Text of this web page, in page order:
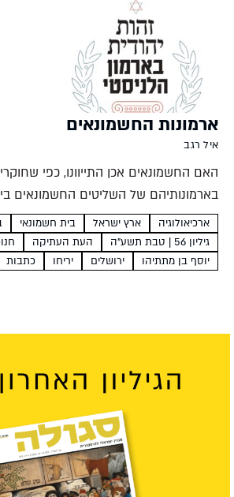
ארמונות החשמונאים
איל רגב
האם החשמונאים אכן התייוונו, כפי
בארמונותיהם של השליטים החשמונאים
הלניסטיים מובהקים לצד מקוואות רבים
מייצור מקומי. נראה שהחשמונאים רצו
מוצלחים לא פחות מהמלכים ההלניסטיים,...
ארכיאולוגיה ארץ ישראל בית חשמונאי
גיליון 56 | טבת תשע"ה
העת העתיקה
יוסף בן מתתיהו
ירושלים יריחו כתבות